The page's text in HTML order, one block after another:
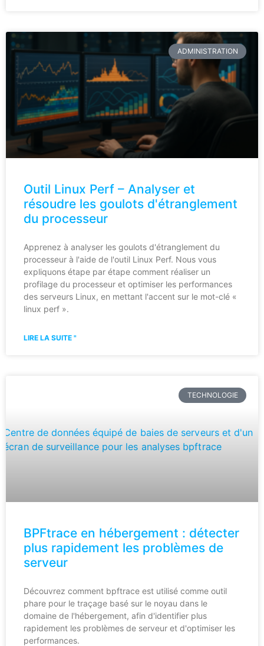
ADMINISTRATION
Outil Linux Perf – Analyser et
résoudre les goulots d'étranglement
du processeur
Apprenez à analyser les goulots d'étranglement du
processeur à l'aide de l'outil Linux Perf. Nous vous
expliquons étape par étape comment réaliser un
profilage du processeur et optimiser les performances
des serveurs Linux, en mettant l'accent sur le mot-clé «
linux perf ».
LIRE LA SUITE "
TECHNOLOGIE
BPFtrace en hébergement : détecter
plus rapidement les problèmes de
serveur
Découvrez comment bpftrace est utilisé comme outil
phare pour le traçage basé sur le noyau dans le
domaine de l'hébergement, afin d'identifier plus
rapidement les problèmes de serveur et d'optimiser les
performances.